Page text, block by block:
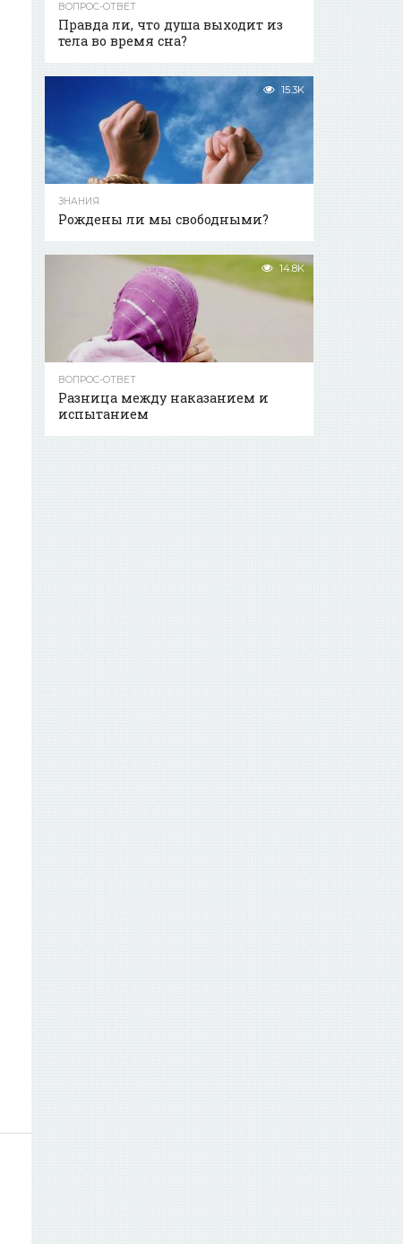
ВОПРОС-ОТВЕТ
Правда ли, что душа выходит из
тела во время сна?
15.3K
ЗНАНИЯ
Рождены ли мы свободными?
14.8K
ВОПРОС-ОТВЕТ
Разница между наказанием и
испытанием